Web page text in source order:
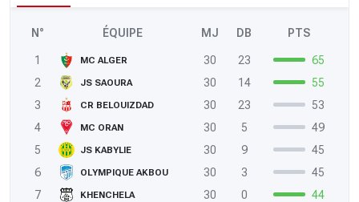
N° ÉQUIPE MJ DB PTS
1 MC ALGER 30 23
65
2
JS SAOURA 30 14
55
3
CR BELOUIZDAD 30 23
53
4
MC ORAN 30 5
49
5
JS KABYLIE 30 9
45
6
OLYMPIQUE AKBOU 30 3
45
7
KHENCHELA 30 0
44